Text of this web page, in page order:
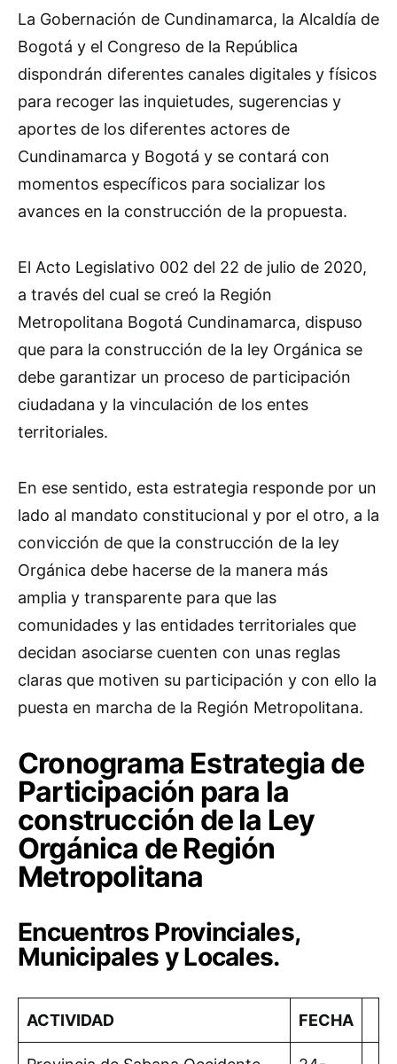
La Gobernación de Cundinamarca, la Alcaldía de
Bogotá y el Congreso de la República
dispondrán diferentes canales digitales y físicos
para recoger las inquietudes, sugerencias y
aportes de los diferentes actores de
Cundinamarca y Bogotá y se contará con
momentos específicos para socializar los
avances en la construcción de la propuesta.
El Acto Legislativo 002 del 22 de julio de 2020,
a través del cual se creó la Región
Metropolitana Bogotá Cundinamarca, dispuso
que para la construcción de la ley Orgánica se
debe garantizar un proceso de participación
ciudadana y la vinculación de los entes
territoriales.
En ese sentido, esta estrategia responde por un
lado al mandato constitucional y por el otro, a la
convicción de que la construcción de la ley
Orgánica debe hacerse de la manera más
amplia y transparente para que las
comunidades y las entidades territoriales que
decidan asociarse cuenten con unas reglas
claras que motiven su participación y con ello la
puesta en marcha de la Región Metropolitana.
Cronograma Estrategia de
Participación para la
construcción de la Ley
Orgánica de Región
Metropolitana
Encuentros Provinciales,
Municipales y Locales.
ACTIVIDAD FECHA